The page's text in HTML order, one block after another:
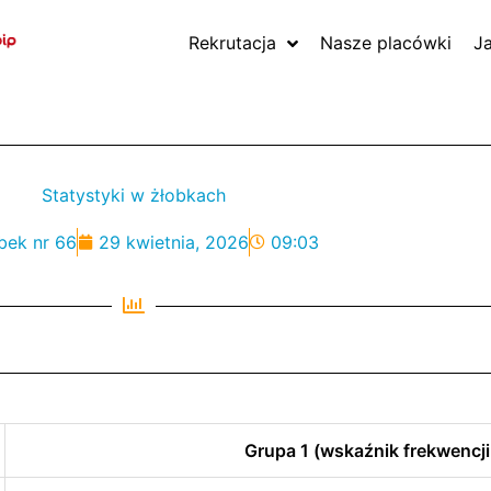
Rekrutacja Nasze placówki
Statystyki w żłobkach
nr 66 29 kwietnia, 2026 09:03
Grupa 1 (wskaźnik